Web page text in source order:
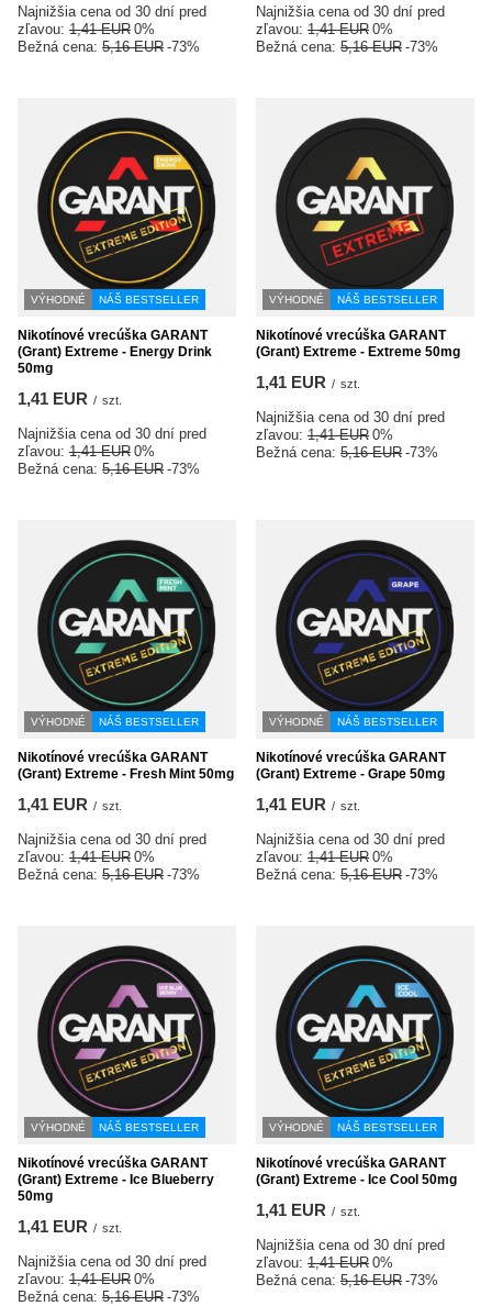
Najnižšia cena od 30 dní pred
zľavou: 1,41 EUR 0%
Bežná cena: 5,16 EUR -73%
Najnižšia cena od 30 dní pred
zľavou: 1,41 EUR 0%
Bežná cena: 5,16 EUR -73%
VÝHODNÉ NÁŠ BESTSELLER
Nikotínové vrecúška GARANT
(Grant) Extreme - Energy Drink
50mg
1,41 EUR / szt.
Najnižšia cena od 30 dní pred
zľavou: 1,41 EUR 0%
Bežná cena: 5,16 EUR -73%
VÝHODNÉ NÁŠ BESTSELLER
Nikotínové vrecúška GARANT
(Grant) Extreme - Extreme 50mg
1,41 EUR / szt.
Najnižšia cena od 30 dní pred
zľavou: 1,41 EUR 0%
Bežná cena: 5,16 EUR -73%
VÝHODNÉ NÁŠ BESTSELLER
Nikotínové vrecúška GARANT
(Grant) Extreme - Fresh Mint 50mg
1,41 EUR / szt.
Najnižšia cena od 30 dní pred
zľavou: 1,41 EUR 0%
Bežná cena: 5,16 EUR -73%
VÝHODNÉ NÁŠ BESTSELLER
Nikotínové vrecúška GARANT
(Grant) Extreme - Grape 50mg
1,41 EUR / szt.
Najnižšia cena od 30 dní pred
zľavou: 1,41 EUR 0%
Bežná cena: 5,16 EUR -73%
VÝHODNÉ NÁŠ BESTSELLER
Nikotínové vrecúška GARANT
(Grant) Extreme - Ice Blueberry
50mg
1,41 EUR / szt.
Najnižšia cena od 30 dní pred
zľavou: 1,41 EUR 0%
Bežná cena: 5,16 EUR -73%
VÝHODNÉ NÁŠ BESTSELLER
Nikotínové vrecúška GARANT
(Grant) Extreme - Ice Cool 50mg
1,41 EUR / szt.
Najnižšia cena od 30 dní pred
zľavou: 1,41 EUR 0%
Bežná cena: 5,16 EUR -73%